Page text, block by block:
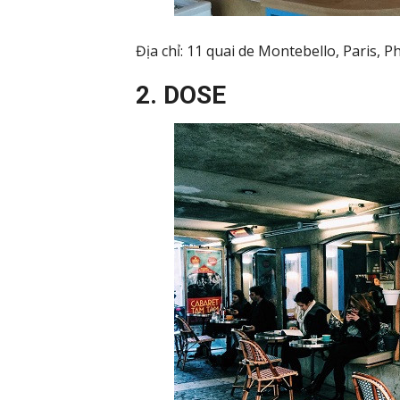
Địa chỉ: 11 quai de Montebello, Paris,
2. DOSE